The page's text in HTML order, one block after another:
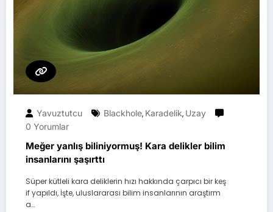
Yavuztutcu Blackhole, Karadelik, Uzay
0 Yorumlar
Meğer yanlış biliniyormuş! Kara delikler bilim
insanlarını şaşırttı
Süper kütleli kara deliklerin hızı hakkında çarpıcı bir keş
if yapıldı, İşte, uluslararası bilim insanlarının araştırm
a…